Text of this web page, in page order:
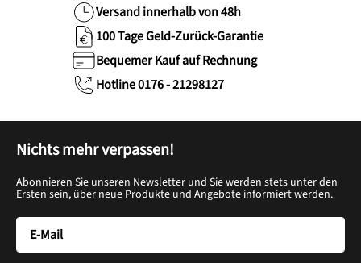
Versand innerhalb von 48h
100 Tage Geld-Zurück-Garantie
Bequemer Kauf auf Rechnung
Hotline 0176 - 21298127
Nichts mehr verpassen!
Abonnieren Sie unseren Newsletter und Sie werden stets unter den
Ersten sein, über neue Produkte und Angebote informiert werden.